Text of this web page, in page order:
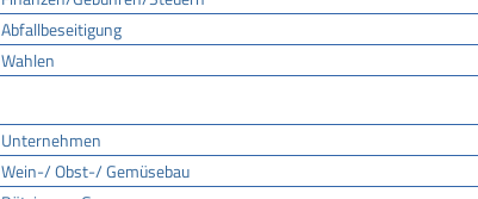
Abfallbeseitigung
Wahlen
Unternehmen
Wein-/ Obst-/ Gemüsebau